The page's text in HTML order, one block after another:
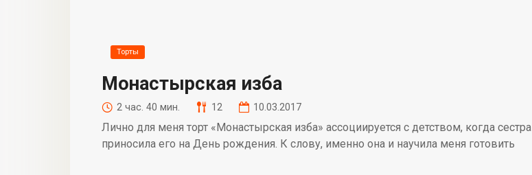
Торты
Монастырская изба
2 час. 40 мин. 12 10.03.2017
Лично для меня торт «Монастырская изба» ассоциируется с детством, когда сестра
приносила его на День рождения. К слову, именно она и научила меня готовить